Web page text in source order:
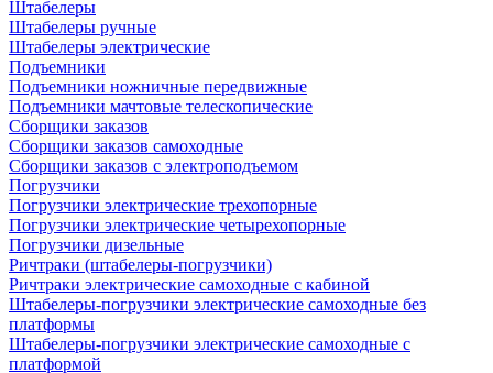
Штабелеры
Штабелеры ручные
Штабелеры электрические
Подъемники
Подъемники ножничные передвижные
Подъемники мачтовые телескопические
Сборщики заказов
Сборщики заказов самоходные
Сборщики заказов с электроподъемом
Погрузчики
Погрузчики электрические трехопорные
Погрузчики электрические четырехопорные
Погрузчики дизельные
Ричтраки (штабелеры-погрузчики)
Ричтраки электрические самоходные с кабиной
Штабелеры-погрузчики электрические самоходные без
платформы
Штабелеры-погрузчики электрические самоходные с
платформой